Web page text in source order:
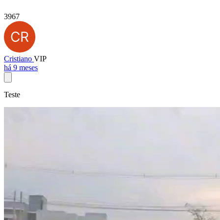
3967
Cristiano VIP
há 9 meses
Teste